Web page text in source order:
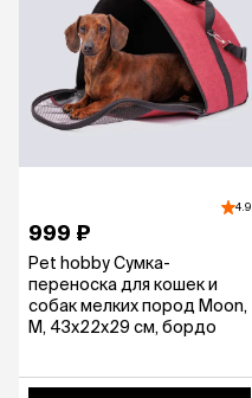
4.9
999 ₽
Pet hobby Сумка-
переноска для кошек и
собак мелких пород Moon,
M, 43х22х29 см, бордо